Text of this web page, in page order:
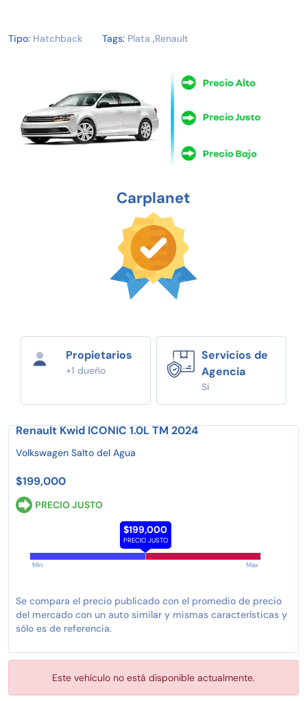
Tipo: Hatchback Tags: Plata ,Renault
Carplanet
Propietarios
+1 dueño
Servicios de
Agencia
Si
Renault Kwid ICONIC 1.0L TM 2024
Volkswagen Salto del Agua
$199,000
PRECIO JUSTO
$199,000
PRECIO JUSTO
Min Max
Se compara el precio publicado con el promedio de precio
del mercado con un auto similar y mismas características y
sólo es de referencia.
Este vehículo no está disponible actualmente.